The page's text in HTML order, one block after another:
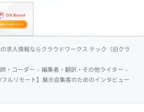
求人情報ならクラウドワークス テック（旧クラ
・コーダー
編集者・翻訳・その他ライター
フルリモート】展示会集客のためのインタビュー